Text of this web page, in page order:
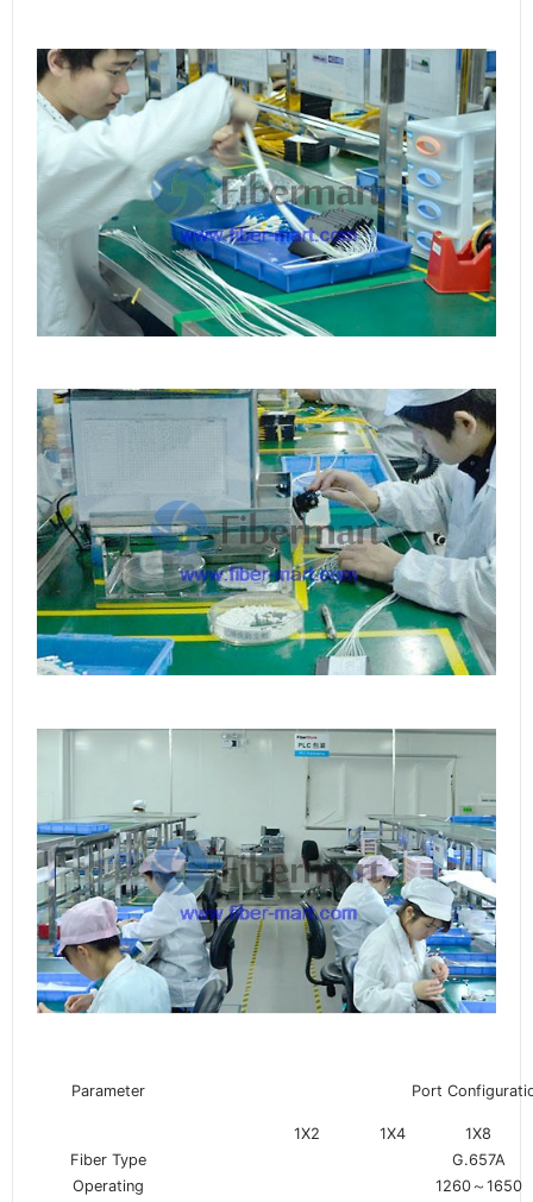
Parameter Port
1X2 1X4
1X8
Fiber Type
G.657A
Operating
1260～1650